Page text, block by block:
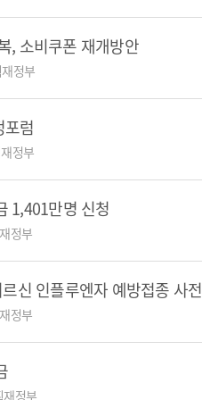
, 소비쿠폰 재개방안
정부
포럼
정부
1,401만명 신청
정부
신 인플루엔자 예방접종 사
정부
재정부